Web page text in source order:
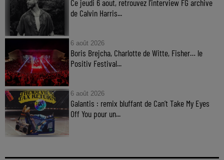
Ce jeudi 6 aout, retrouvez l'interview FG archive
de Calvin Harris...
6 août 2026
Boris Brejcha, Charlotte de Witte, Fisher… le
Positiv Festival...
6 août 2026
Galantis : remix bluffant de Can’t Take My Eyes
Off You pour un...